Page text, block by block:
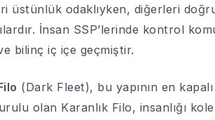
üstünlük odaklıyken, diğerleri
İnsan SSP’lerinde kontrol
bilinç iç içe geçmiştir.
(Dark Fleet), bu yapının en
olan Karanlık Filo, insanlığı